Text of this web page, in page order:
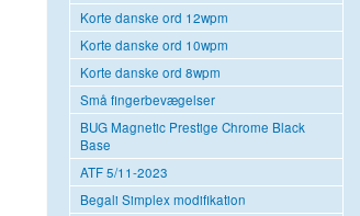
Korte danske ord 12wpm
Korte danske ord 10wpm
Korte danske ord 8wpm
Små fingerbevægelser
BUG Magnetic Prestige Chrome Black
Base
ATF 5/11-2023
Begali Simplex modifikation